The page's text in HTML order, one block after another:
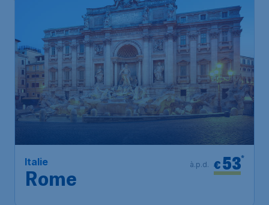
Italie
Rome
€53*
à.p.d.